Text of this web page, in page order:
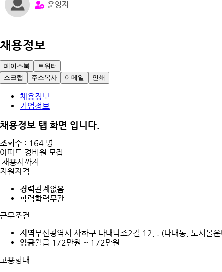
운영자
채용정보
페이스북
트위터
스크랩
주소복사 이메일 인쇄
채용정보
기업정보
채용정보 탭 화면 입니다.
조회수 : 164 명
아파트 경비원 모집
채용시까지
지원자격
경력관계없음
학력학력무관
근무조건
지역부산광역시 사하구 다대낙조2길 12, . (다대동, 도시몰
임금월급 172만원 ~ 172만원
고용형태